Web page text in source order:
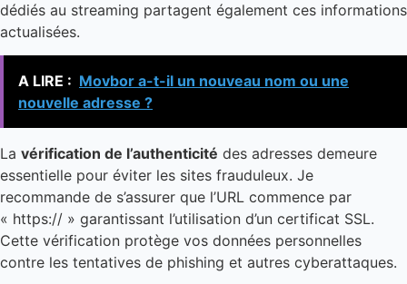
dédiés au streaming partagent également ces informations
actualisées.
A LIRE : Movbor a-t-il un nouveau nom ou une
nouvelle adresse ?
La vérification de l’authenticité des adresses demeure
essentielle pour éviter les sites frauduleux. Je
recommande de s’assurer que l’URL commence par
« https:// » garantissant l’utilisation d’un certificat SSL.
Cette vérification protège vos données personnelles
contre les tentatives de phishing et autres cyberattaques.